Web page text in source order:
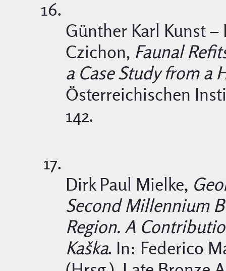
Günther Karl Kunst
Czichon, Faunal
a Case Study from a
Österreichischen
142.
Dirk Paul Mielke,
Second Millennium
Region. A
Kaška. In: Federico